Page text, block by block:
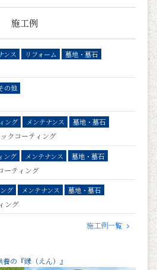
施工例
ンス リフォーム 墓地・墓石
の他
ング メンテナンス 墓地・墓石
クコーティング
ング メンテナンス 墓地・墓石
ーティング
グ メンテナンス 墓地・墓石
ング
施工例一覧
の『縁（えん）』